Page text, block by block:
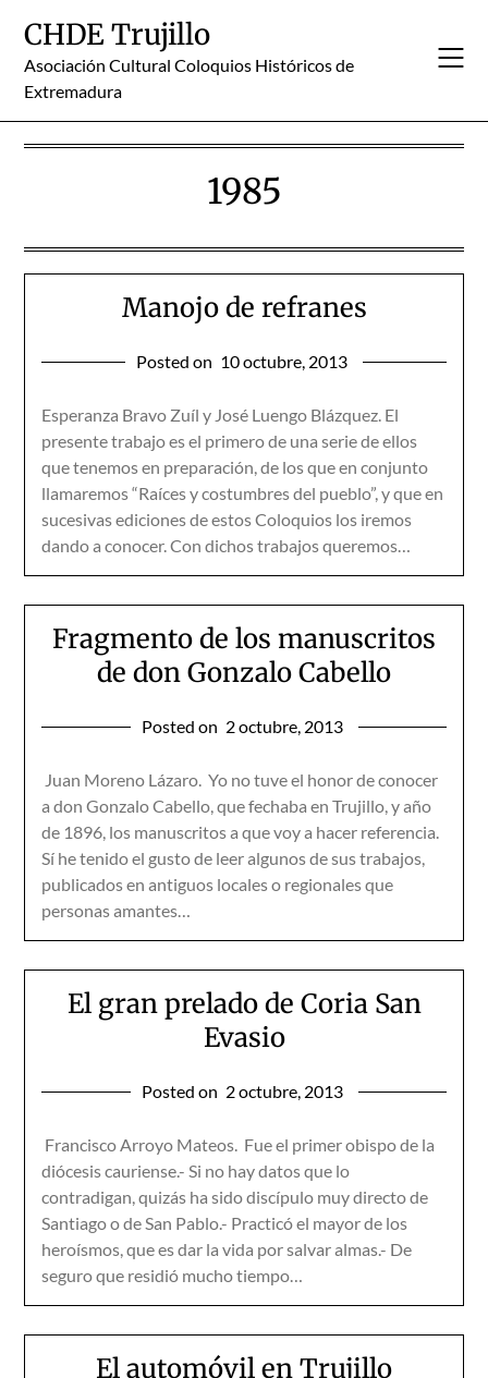
content
CHDE Trujillo
Asociación Cultural Coloquios Históricos de
Extremadura
1985
Manojo de refranes
Posted on 10 octubre, 2013
Esperanza Bravo Zuíl y José Luengo Blázquez. El
presente trabajo es el primero de una serie de ellos
que ­tenemos en preparación, de los que en conjunto
llamaremos “Raíces y costumbres del pueblo”, y que en
sucesivas ediciones de estos Coloquios los iremos
dando a conocer. Con dichos trabajos queremos…
Fragmento de los manuscritos
de don Gonzalo Cabello
Posted on 2 octubre, 2013
Juan Moreno Lázaro. Yo no tuve el honor de conocer
a don Gonzalo Cabello, que fechaba en Trujillo, y año
de 1896, los manuscritos a que voy a hacer referencia.
Sí he tenido el gusto de leer algunos de sus trabajos,
publicados en antiguos locales o regionales que
personas amantes…
El gran prelado de Coria San
Evasio
Posted on 2 octubre, 2013
Francisco Arroyo Mateos. Fue el primer obispo de la
diócesis cauriense.- Si no hay datos que lo
contradigan, quizás ha sido discípulo muy directo de
Santia­go o de San Pablo.- Practicó el mayor de los
heroísmos, que es dar la vida por salvar almas.- De
seguro que residió mucho tiempo…
El automóvil en Trujillo